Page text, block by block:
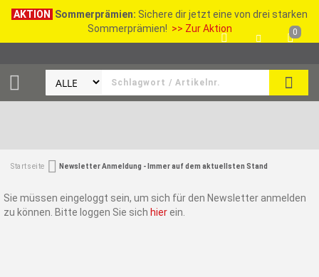
AKTION Sommerprämien: Sichere dir jetzt eine von drei starken
Sommerprämien! >> Zur Aktion 0
Startseite Newsletter Anmeldung - Immer auf dem aktuellsten Stand
Sie müssen eingeloggt sein, um sich für den Newsletter anmelden
zu können. Bitte loggen Sie sich hier ein.